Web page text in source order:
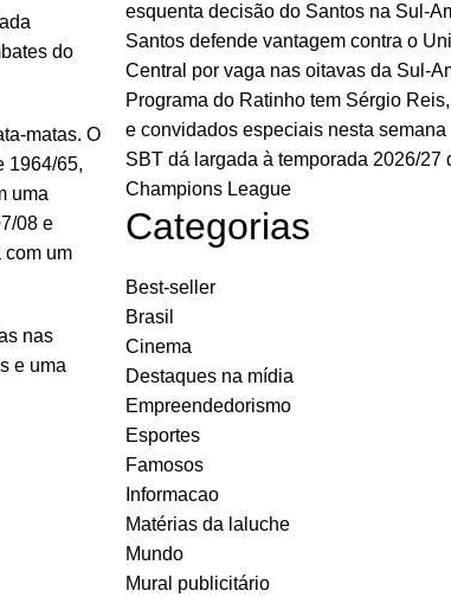
do
matas. O
1964/65,
uma
08 e
com um
nas
e uma
esquenta decisão do Santos na Sul-
Santos defende vantagem contra o
Central por vaga nas oitavas da Sul-
Programa do Ratinho tem Sérgio
e convidados especiais nesta semana
SBT dá largada à temporada 2026/27
Champions League
Categorias
Best-seller
Brasil
Cinema
Destaques na mídia
Empreendedorismo
Esportes
Famosos
Informacao
Matérias da laluche
Mundo
Mural publicitário